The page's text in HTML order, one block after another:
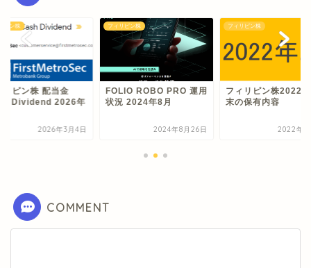
ピン株
リピン株 配当金
Dividend 2026年
2026年3月4日
フィリピン株
FOLIO ROBO PRO 運用
状況 2024年8月
2024年8月26日
フィリピン株
フィリピン株2022
末の保有内容
2022年3
COMMENT